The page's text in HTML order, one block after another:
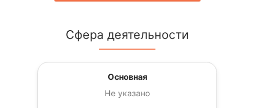
Сфера деятельности
Основная
Не указано